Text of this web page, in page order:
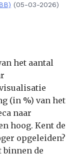
(05-03-2026)
het aantal
(in %) van het
naar
hoog. Kent de
opgeleiden?
binnen de